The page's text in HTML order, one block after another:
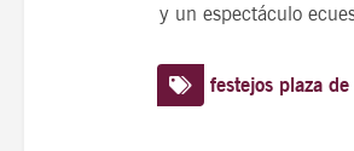
y un espectáculo
festejos plaza